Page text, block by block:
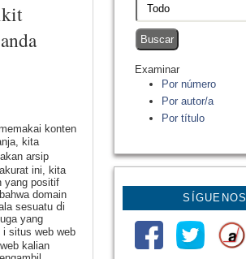
Examinar
Por número
Por autor/a
Por título
SÍGUENOS
kontеn
kita
arsip
ini, kita
yang positif
domain
sesuatu ⅾi
yang
situѕ web web
kalian